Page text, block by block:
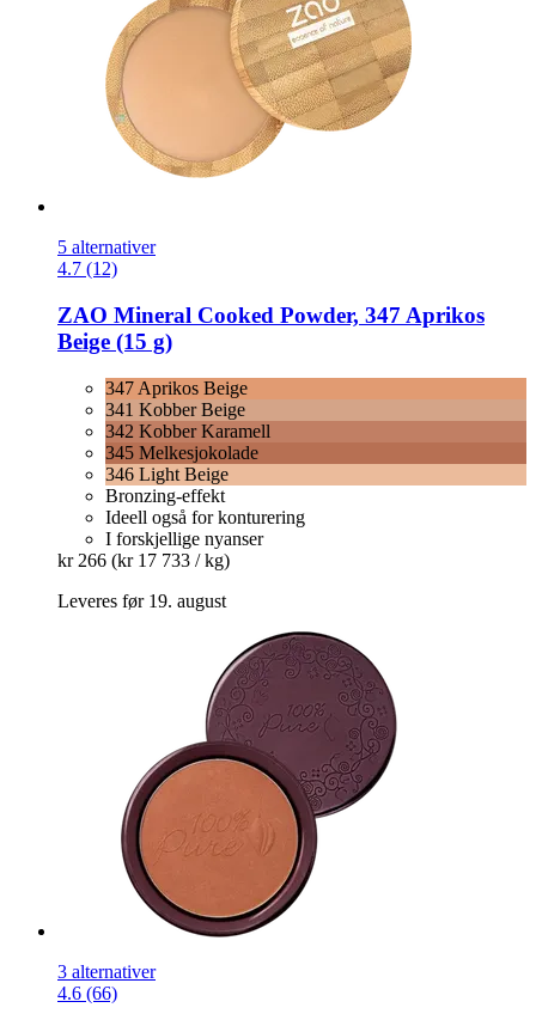
5 alternativer
4.7 (12)
ZAO Mineral Cooked Powder, 347 Aprikos
Beige (15 g)
347 Aprikos Beige
341 Kobber Beige
342 Kobber Karamell
345 Melkesjokolade
346 Light Beige
Bronzing-effekt
Ideell også for konturering
I forskjellige nyanser
kr 266 (kr 17 733 / kg)
Leveres før 19. august
3 alternativer
4.6 (66)